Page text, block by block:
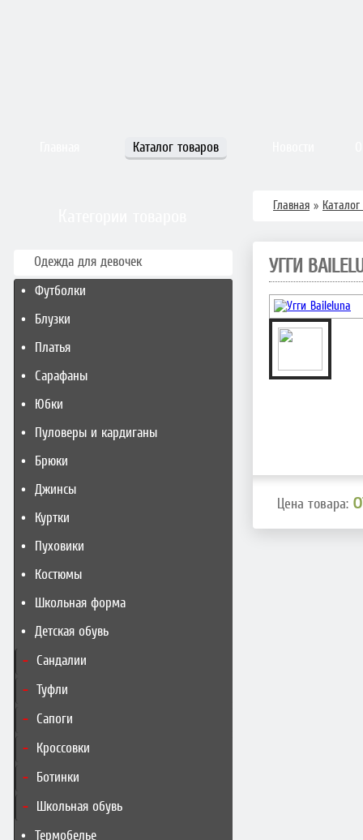
Каталог товаров
Главная »
УГГИ
Цена товара:
Одежда для девочек
Футболки
Блузки
Платья
Сарафаны
Юбки
Пуловеры и кардиганы
Брюки
Джинсы
Куртки
Пуховики
Костюмы
Школьная форма
Детская обувь
Сандалии
Туфли
Сапоги
Кроссовки
Ботинки
Школьная обувь
Термобелье